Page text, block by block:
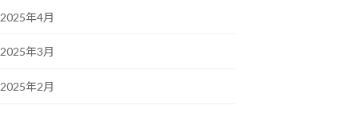
2025年4月
2025年3月
2025年2月